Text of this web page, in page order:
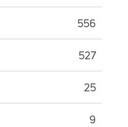
556
527
25
9